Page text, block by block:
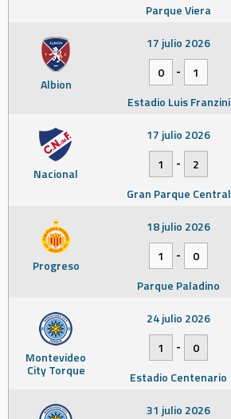
Parque Viera
Albion
17 julio 2026
0
-
1
Estadio Luis Franzini
Nacional
17 julio 2026
1
-
2
Gran Parque Central
Progreso
18 julio 2026
1
-
0
Parque Paladino
Montevideo
City Torque
24 julio 2026
1
-
0
Estadio Centenario
31 julio 2026